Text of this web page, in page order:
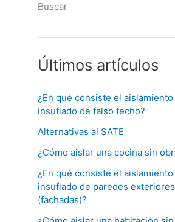
Buscar
Últimos artículos
¿En qué consiste el
insuflado de falso techo?
Alternativas al SATE
¿Cómo aislar una cocina sin
¿En qué consiste el
insuflado de paredes exteriores
(fachadas)?